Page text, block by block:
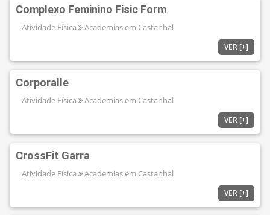
Complexo Feminino Fisic Form
Atividade Física Academias em Castanhal
VER [+]
Corporalle
Atividade Física Academias em Castanhal
VER [+]
CrossFit Garra
Atividade Física Academias em Castanhal
VER [+]